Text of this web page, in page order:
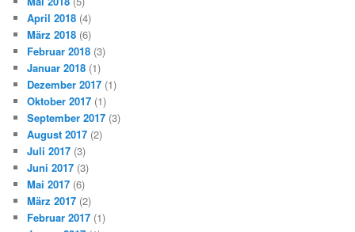
April 2018 (4)
März 2018 (6)
Februar 2018 (3)
Januar 2018 (1)
Dezember 2017 (1)
Oktober 2017 (1)
September 2017 (3)
August 2017 (2)
Juli 2017 (3)
Juni 2017 (3)
Mai 2017 (6)
März 2017 (2)
Februar 2017 (1)